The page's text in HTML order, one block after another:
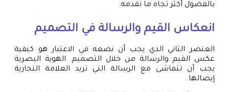
بالفضول أكثر تجاه ما تقدمه.
انعكاس القيم والرسالة في التصميم
العنصر الثاني الذي يجب أن نضعه في الاعتبار هو كيفية
عكس القيم والرسالة من خلال التصميم. الهوية البصرية
يجب أن تتماشى مع الرسالة التي تريد العلامة التجارية
إيصالها.